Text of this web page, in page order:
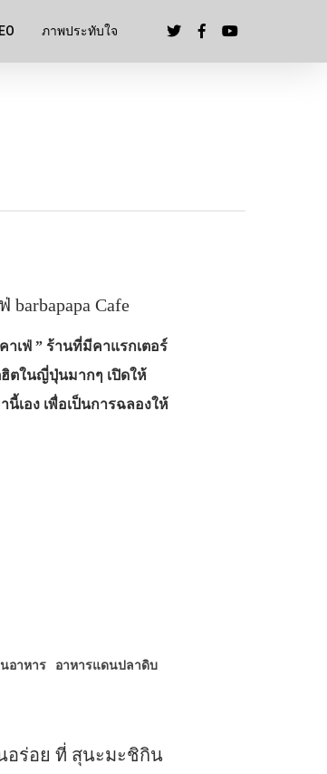
ภาพประทับใจ
Cafe
เฟ่ ” ร้านที่มีคาแรกเตอร์
ตในญี่ปุ่นมากๆ เปิดให้
เอง เพื่อเป็นการฉลองให้
อาหาร อาหารแดนปลาดิบ
อร่อย ที่ สุนะมะชิกิน